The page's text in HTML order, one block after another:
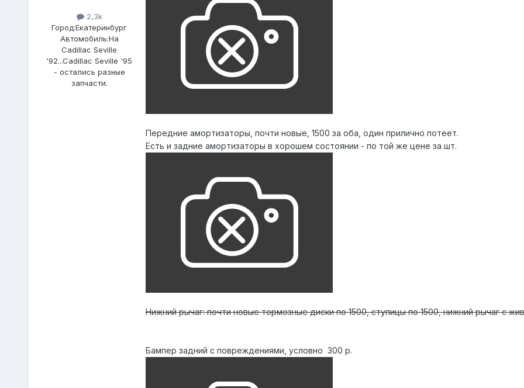
2,3k
Город:Екатеринбург
Автомобиль:На
Cadillac Seville
'92...Cadillac Seville '95
- остались разные
запчасти.
Передние амортизаторы, почти новые, 1500 за оба, один прилично потеет.
Есть и задние амортизаторы в хорошем состоянии - по той же цене за шт.
Нижний рычаг: почти новые тормозные диски по 1500, ступицы по 1500, нижний рычаг с
Бампер задний с повреждениями, условно 300 р.